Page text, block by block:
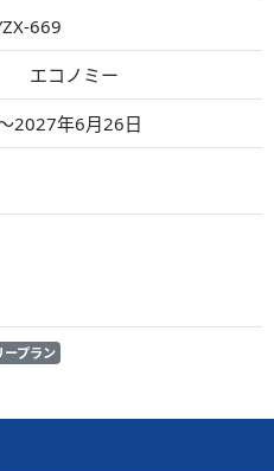
669
エコノミー
2027年6月26日
ープラン